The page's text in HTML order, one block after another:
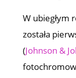
W ubiegłym
została
(Johnson &